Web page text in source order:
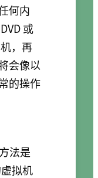
何内
或
，再
会像以
的操作
法是
拟机